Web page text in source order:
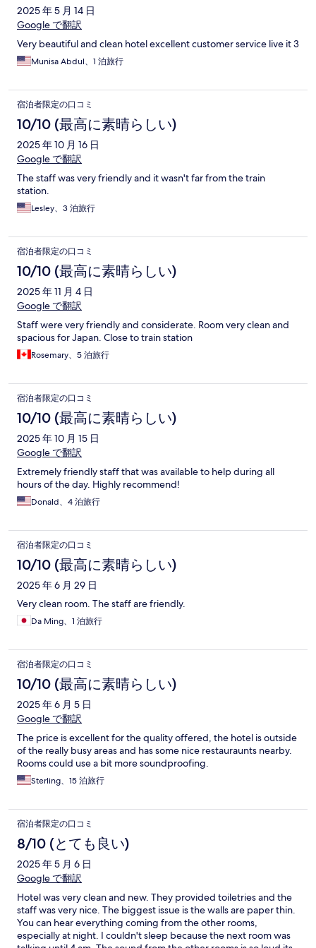
2025 年 5 月 14 日
Google で翻訳
Very beautiful and clean hotel excellent customer service live it 3
Munisa Abdul、1 泊旅行
宿泊者限定の口コミ
10/10 (最高に素晴らしい)
2025 年 10 月 16 日
Google で翻訳
The staff was very friendly and it wasn't far from the train
station.
Lesley、3 泊旅行
宿泊者限定の口コミ
10/10 (最高に素晴らしい)
2025 年 11 月 4 日
Google で翻訳
Staff were very friendly and considerate. Room very clean and
spacious for Japan. Close to train station
Rosemary、5 泊旅行
宿泊者限定の口コミ
10/10 (最高に素晴らしい)
2025 年 10 月 15 日
Google で翻訳
Extremely friendly staff that was available to help during all
hours of the day. Highly recommend!
Donald、4 泊旅行
宿泊者限定の口コミ
10/10 (最高に素晴らしい)
2025 年 6 月 29 日
Very clean room. The staff are friendly.
Da Ming、1 泊旅行
宿泊者限定の口コミ
10/10 (最高に素晴らしい)
2025 年 6 月 5 日
Google で翻訳
The price is excellent for the quality offered, the hotel is outside
of the really busy areas and has some nice restauraunts nearby.
Rooms could use a bit more soundproofing.
Sterling、15 泊旅行
宿泊者限定の口コミ
8/10 (とても良い)
2025 年 5 月 6 日
Google で翻訳
Hotel was very clean and new. They provided toiletries and the
staff was very nice. The biggest issue is the walls are paper thin.
You can hear everything coming from the other rooms,
especially at night. I couldn't sleep because the next room was